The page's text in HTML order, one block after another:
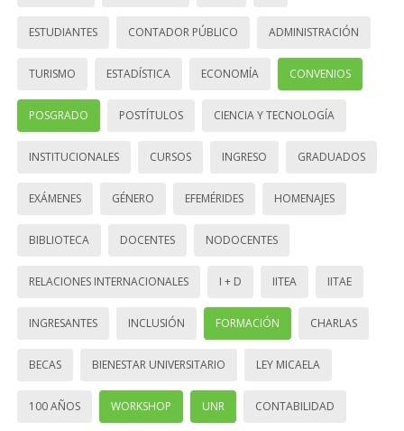
ESTUDIANTES CONTADOR PÚBLICO ADMINISTRACIÓN
TURISMO ESTADÍSTICA ECONOMÍA CONVENIOS
POSGRADO POSTÍTULOS CIENCIA Y TECNOLOGÍA
INSTITUCIONALES CURSOS INGRESO GRADUADOS
EXÁMENES GÉNERO EFEMÉRIDES HOMENAJES
BIBLIOTECA DOCENTES NODOCENTES
RELACIONES INTERNACIONALES I + D IITEA IITAE
INGRESANTES INCLUSIÓN FORMACIÓN CHARLAS
BECAS BIENESTAR UNIVERSITARIO LEY MICAELA
100 AÑOS WORKSHOP UNR CONTABILIDAD